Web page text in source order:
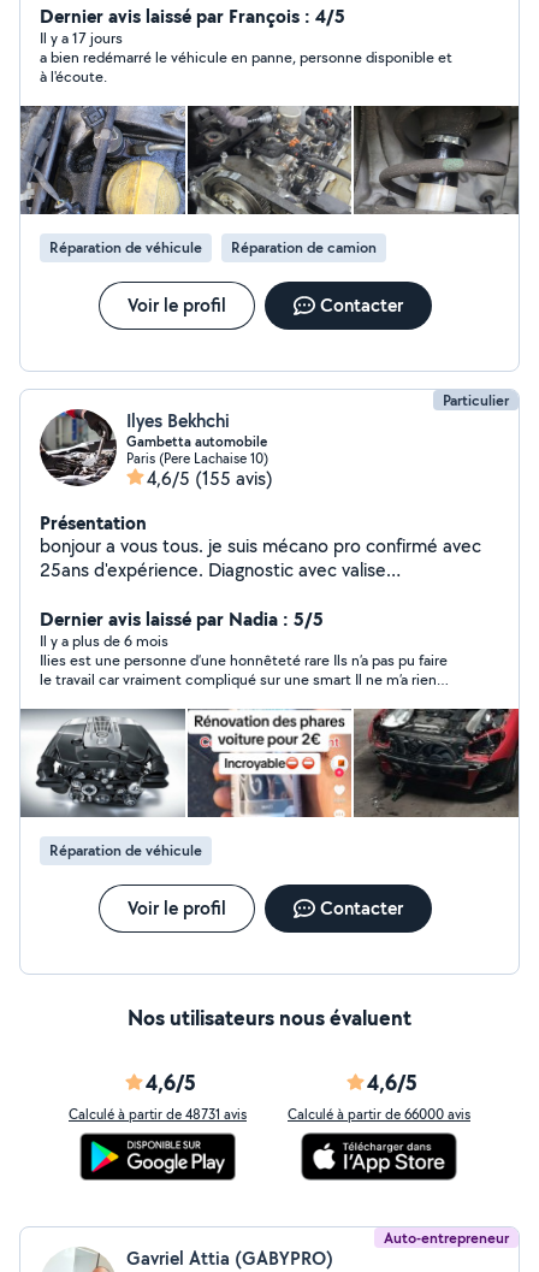
Dernier avis laissé par François : 4/5
Il y a 17 jours
a bien redémarré le véhicule en panne, personne disponible et
à l'écoute.
Réparation de véhicule Réparation de camion
Voir le profil Contacter
Particulier
Ilyes Bekhchi
Gambetta automobile
Paris (Pere Lachaise 10)
4,6/5 (155 avis)
Présentation
bonjour a vous tous. je suis mécano pro confirmé avec
25ans d'expérience. Diagnostic avec valise
voiture.TIKTOK ( lemecanoducoin )
Dernier avis laissé par Nadia : 5/5
Il y a plus de 6 mois
Ilies est une personne d’une honnêteté rare Ils n’a pas pu faire
le travail car vraiment compliqué sur une smart Il ne m’a rien
2000% N’hésitez foncez vous ne serez pas déçu
Réparation de véhicule
Voir le profil Contacter
Nos utilisateurs nous évaluent
4,6/5
Calculé à partir de 48731 avis
4,6/5
Calculé à partir de 66000 avis
Auto-entrepreneur
Gavriel Attia (GABYPRO)